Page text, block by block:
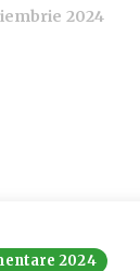
2024
2024